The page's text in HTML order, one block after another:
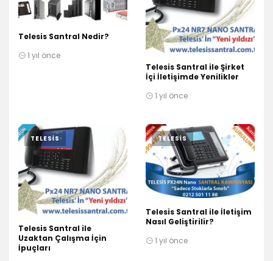
Telesis Santral Nedir?
1 yıl önce
Telesis Santral ile Şirket
İçi İletişimde Yenilikler
1 yıl önce
TELESIS
Telesis Santral ile
Uzaktan Çalışma İçin
İpuçları
TELESIS
Telesis Santral ile İletişim
Nasıl Geliştirilir?
1 yıl önce